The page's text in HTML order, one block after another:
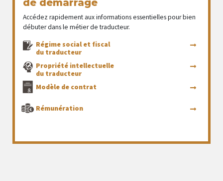
Accédez rapidement aux informations essentielles pour bien
débuter dans le métier de traducteur.
Régime social et fiscal
du traducteur
Propriété intellectuelle
du traducteur
Modèle de contrat
Rémunération